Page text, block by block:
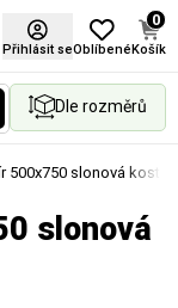
Přihlásit seOblíbené
0
Košík
Dle rozměrů
500x750 slonová kost
slonová